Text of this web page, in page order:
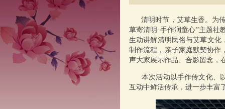
清明时节，艾草生香。为传
草寄清明·手作润童心”主题社
生动讲解清明民俗与艾草文化
制作流程，亲子家庭默契协作
声大家展示作品、合影留念，
本次活动以手作传文化、以
互动中鲜活传承，进一步丰富